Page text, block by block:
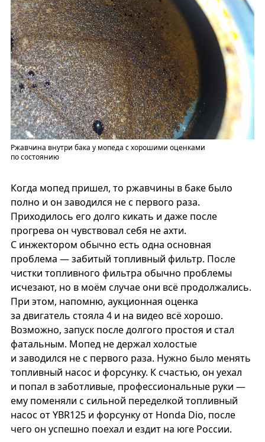
Ржавчина внутри бака у мопеда с хорошими оценками
по состоянию
Когда мопед пришел, то ржавчины в баке было
полно и он заводился не с первого раза.
Приходилось его долго кикать и даже после
прогрева он чувствовал себя не ахти.
С инжектором обычно есть одна основная
проблема — забитый топливный фильтр. После
чистки топливного фильтра обычно проблемы
исчезают, но в моём случае они всё продолжались.
При этом, напомню, аукционная оценка
за двигатель стояла 4 и на видео всё хорошо.
Возможно, запуск после долгого простоя и стал
фатальным. Мопед не держал холостые
и заводился не с первого раза. Нужно было менять
топливный насос и форсунку. К счастью, он уехал
и попал в заботливые, профессиональные руки —
ему поменяли с сильной переделкой топливный
насос от YBR125 и форсунку от Honda Dio, после
чего он успешно поехал и ездит на юге России.